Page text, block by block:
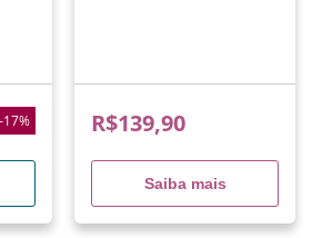
-17% R$139,90
Saiba mais